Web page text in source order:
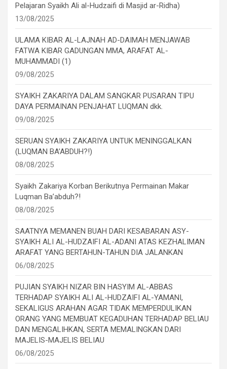
Pelajaran Syaikh Ali al-Hudzaifi di Masjid ar-Ridha)
13/08/2025
ULAMA KIBAR AL-LAJNAH AD-DAIMAH MENJAWAB
FATWA KIBAR GADUNGAN MMA, ARAFAT AL-
MUHAMMADI (1)
09/08/2025
SYAIKH ZAKARIYA DALAM SANGKAR PUSARAN TIPU
DAYA PERMAINAN PENJAHAT LUQMAN dkk.
09/08/2025
SERUAN SYAIKH ZAKARIYA UNTUK MENINGGALKAN
(LUQMAN BA’ABDUH?!)
08/08/2025
Syaikh Zakariya Korban Berikutnya Permainan Makar
Luqman Ba’abduh?!
08/08/2025
SAATNYA MEMANEN BUAH DARI KESABARAN ASY-
SYAIKH ALI AL-HUDZAIFI AL-ADANI ATAS KEZHALIMAN
ARAFAT YANG BERTAHUN-TAHUN DIA JALANKAN
06/08/2025
PUJIAN SYAIKH NIZAR BIN HASYIM AL-ABBAS
TERHADAP SYAIKH ALI AL-HUDZAIFI AL-YAMANI,
SEKALIGUS ARAHAN AGAR TIDAK MEMPERDULIKAN
ORANG YANG MEMBUAT KEGADUHAN TERHADAP BELIAU
DAN MENGALIHKAN, SERTA MEMALINGKAN DARI
MAJELIS-MAJELIS BELIAU
06/08/2025